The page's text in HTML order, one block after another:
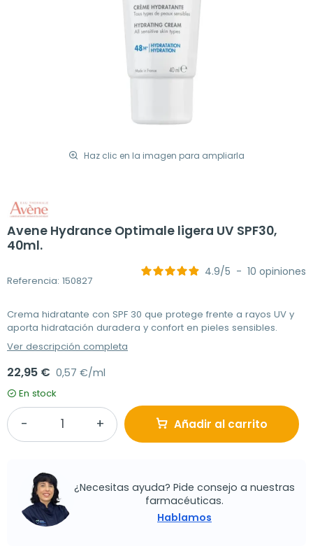
Haz clic en la imagen para ampliarla
Avene Hydrance Optimale ligera UV SPF30,
40ml.
Referencia: 150827
4.9/5 - 10 opiniones
Crema hidratante con SPF 30 que protege frente a rayos UV y
aporta hidratación duradera y confort en pieles sensibles.
Ver descripción completa
22,95 € 0,57 €/ml
En stock
Añadir al carrito
¿Necesitas ayuda? Pide consejo a nuestras
farmacéuticas.
Hablamos